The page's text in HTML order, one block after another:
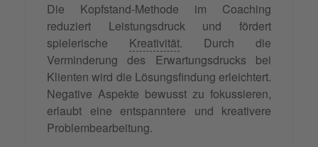
Die Kopfstand-Methode im Coaching
reduziert Leistungsdruck und fördert
spielerische Kreativität. Durch die
Verminderung des Erwartungsdrucks bei
Klienten wird die Lösungsfindung erleichtert.
Negative Aspekte bewusst zu fokussieren,
erlaubt eine entspanntere und kreativere
Problembearbeitung.